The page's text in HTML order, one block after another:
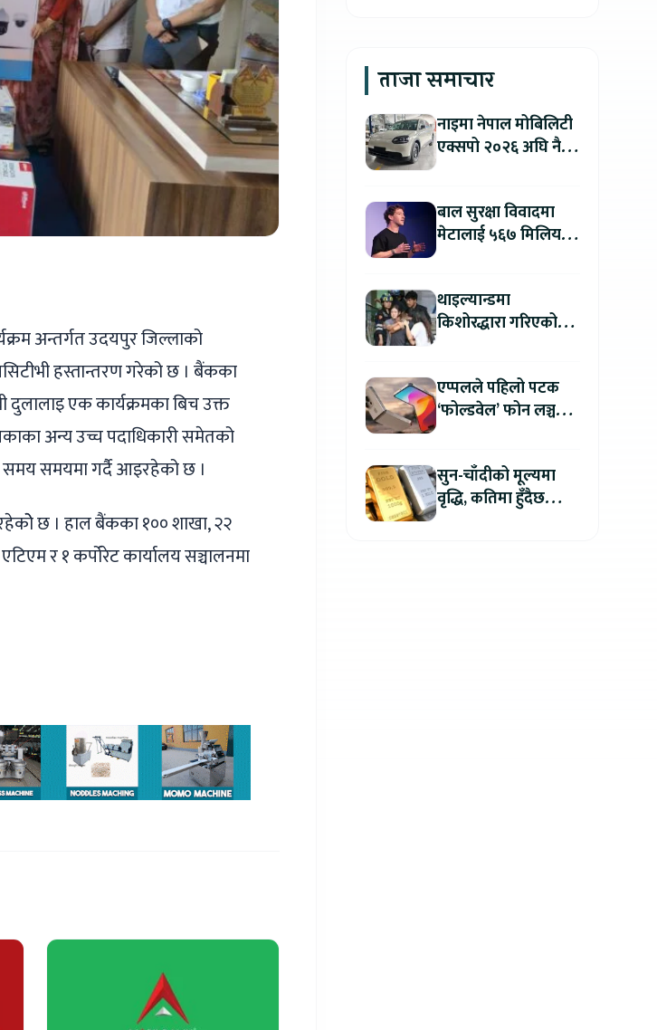
अन्तर्गत उदयपुर जिल्लाको
हस्तान्तरण गरेको छ । बैंकका
दुलालाइ एक कार्यक्रमका बिच उक्त
अन्य उच्च पदाधिकारी समेतको
समय समयमा गर्दै आइरहेको छ ।
छ । हाल बैंकका १०० शाखा, २२
र १ कर्पोरेट कार्यालय सञ्चालनमा
ताजा समाचार
नाइमा नेपाल मोबिलिटी
एक्सपो २०२६ अघि नै
बाल सुरक्षा विवादमा
मेटालाई ५६७ मिलियन
थाइल्यान्डमा
किशोरद्धारा गरिएको
एप्पलले पहिलो पटक
‘फोल्डवेल’ फोन लञ्च
सुन-चाँदीको मूल्यमा
वृद्धि, कतिमा हुँदैछ